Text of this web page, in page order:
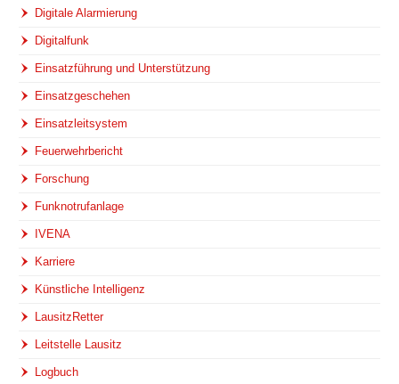
Digitale Alarmierung
Digitalfunk
Einsatzführung und Unterstützung
Einsatzgeschehen
Einsatzleitsystem
Feuerwehrbericht
Forschung
Funknotrufanlage
IVENA
Karriere
Künstliche Intelligenz
LausitzRetter
Leitstelle Lausitz
Logbuch